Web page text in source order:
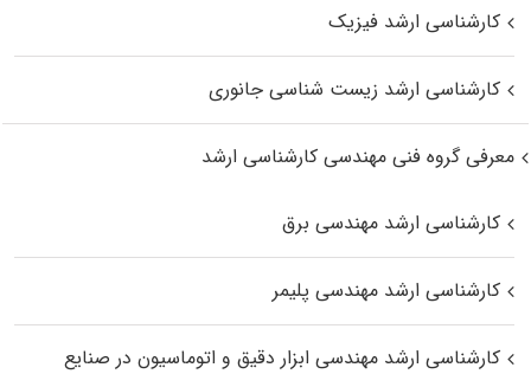
کارشناسی ارشد فیزیک
کارشناسی ارشد زیست‌ شناسی جانوری
معرفی گروه فنی مهندسی کارشناسی ارشد
کارشناسی ارشد مهندسی برق
کارشناسی ارشد مهندسی پلیمر
کارشناسی ارشد مهندسی ابزار دقیق و اتوماسیون در صنایع